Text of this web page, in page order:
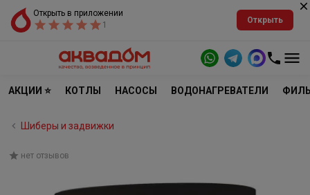
Открыть в приложении
1
Открыть
АКЦИИ ⭐ КОТЛЫ НАСОСЫ ВОДОНАГРЕВАТЕЛИ
Шиберы и задвижки
нет отзывов